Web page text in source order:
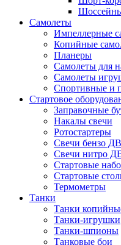
Самолеты
Импеллерные
Копийные
Планеры
Самолеты для
Самолеты
Спортивные и
Стартовое
Заправочные
Накалы свечи
Ротостартеры
Свечи бензо
Свечи нитро
Стартовые
Стартовые
Термометры
Танки
Танки
Танки-игрушки
Танки-шпионы
Танковые бои